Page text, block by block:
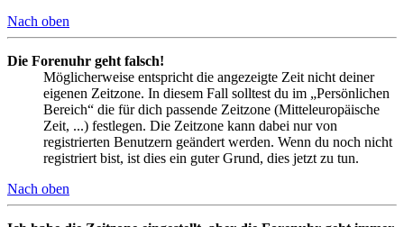
Nach oben
Die Forenuhr geht falsch!
Möglicherweise entspricht die angezeigte Zeit nicht deiner
eigenen Zeitzone. In diesem Fall solltest du im „Persönlichen
Bereich“ die für dich passende Zeitzone (Mitteleuropäische
Zeit, ...) festlegen. Die Zeitzone kann dabei nur von
registrierten Benutzern geändert werden. Wenn du noch nicht
registriert bist, ist dies ein guter Grund, dies jetzt zu tun.
Nach oben